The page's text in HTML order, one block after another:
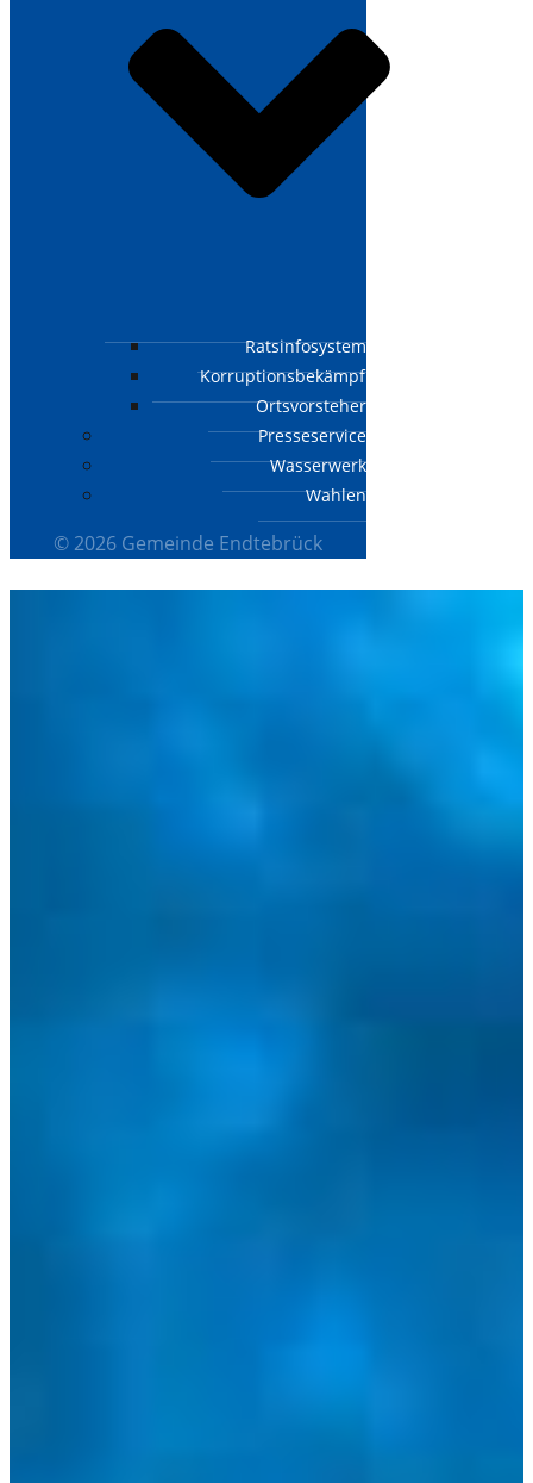
Ratsinfosystem
Korruptionsbekämpfungsgesetz
Ortsvorsteher
Presseservice
Wasserwerk
Wahlen
© 2026 Gemeinde Endtebrück